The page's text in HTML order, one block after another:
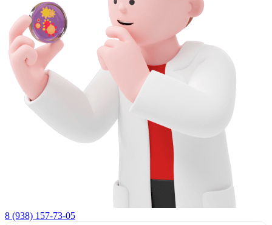
8 (938) 157-73-05